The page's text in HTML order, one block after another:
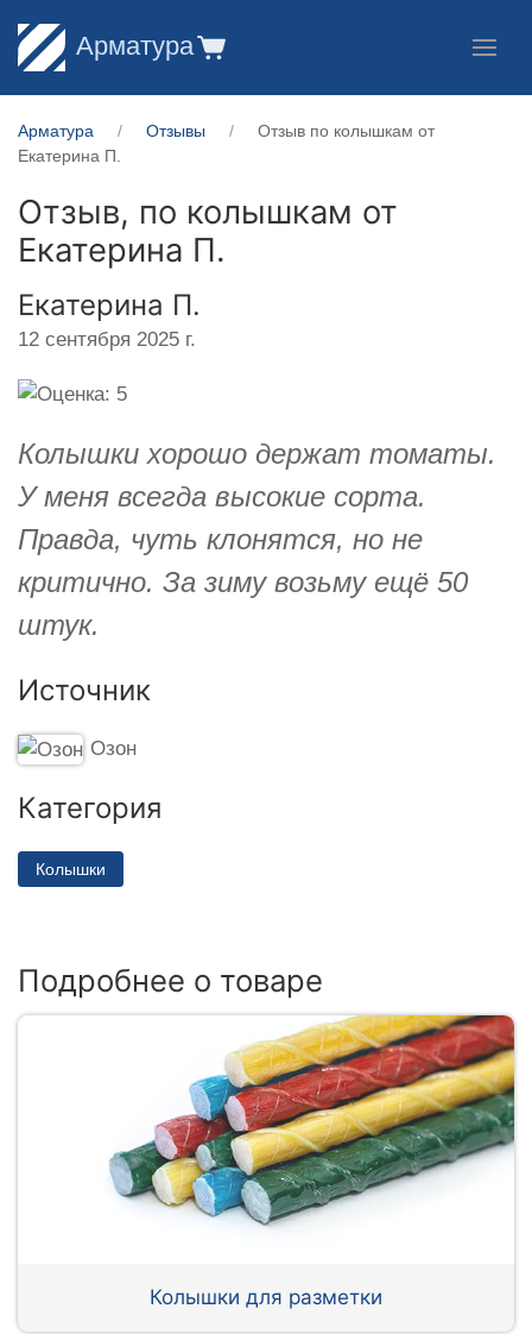
Арматура
Арматура Отзывы
Отзыв по колышкам от
Екатерина П.
Отзыв, по колышкам от
Екатерина П.
Екатерина П.
12 сентября 2025 г.
Колышки хорошо держат томаты.
У меня всегда высокие сорта.
Правда, чуть клонятся, но не
критично. За зиму возьму ещё 50
штук.
Источник
Озон
Категория
Колышки
Подробнее о товаре
Колышки для разметки